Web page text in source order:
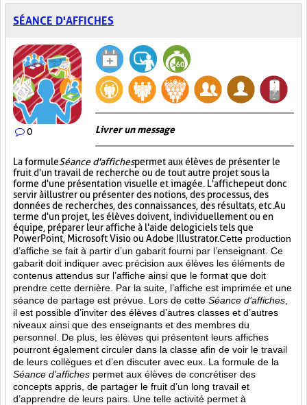
SÉANCE D'AFFICHES
0 Livrer un message
La formuleSéance d'affichespermet aux élèves de présenter le
fruit d'un travail de recherche ou de tout autre projet sous la
forme d'une présentation visuelle et imagée. L'affichepeut donc
servir à illustrer ou présenter des notions, des processus, des
données de recherches, des connaissances, des résultats, etc. Au
terme d'un projet, les élèves doivent, individuellement ou en
équipe, préparer leur affiche à l'aide de logiciels tels que
PowerPoint, Microsoft Visio ou Adobe Illustrator.Cette production
d’affiche se fait à partir d’un gabarit fourni par l’enseignant. Ce
gabarit doit indiquer avec précision aux élèves les éléments de
contenus attendus sur l’affiche ainsi que le format que doit
prendre cette dernière. Par la suite, l’affiche est imprimée et une
séance de partage est prévue. Lors de cette Séance d’affiches
il est possible d’inviter des élèves d’autres classes et d’autres
niveaux ainsi que des enseignants et des membres du
personnel. De plus, les élèves qui présentent leurs affiches
pourront également circuler dans la classe afin de voir le travail
de leurs collègues et d’en discuter avec eux. La formule de la
Séance d’affiches permet aux élèves de concrétiser des
concepts appris, de partager le fruit d’un long travail et
d’apprendre de leurs pairs. Une telle activité permet à